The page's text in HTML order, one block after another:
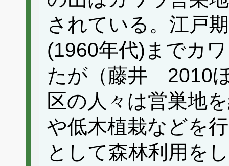
されている。江戸
(1960年代)までカ
たが（藤井 2010
区の人々は営巣地
や低木植栽などを
として森林利用を